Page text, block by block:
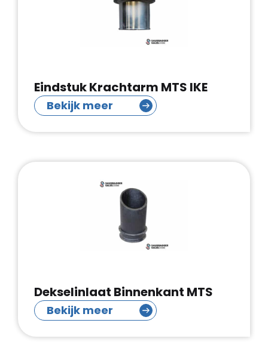
Eindstuk Krachtarm MTS IKE
Bekijk meer
Dekselinlaat Binnenkant MTS
Bekijk meer